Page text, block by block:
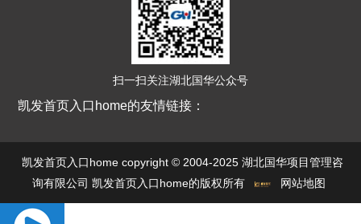
扫一扫关注湖北国华公众号
凯发首页入口home的友情链接：
凯发首页入口home copyright © 2004-2025 湖北国华项目管理咨
询有限公司 凯发首页入口home的版权所有
网站地图